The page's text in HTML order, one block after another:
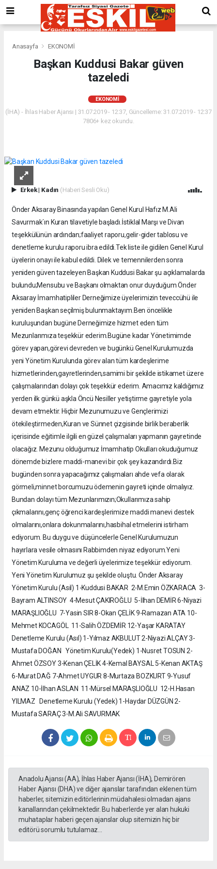
Anasayfa EKONOMİ
Başkan Kuddusi Bakar güven
tazeledi
EKONOMİ
(İHA) - İhlas Haber Ajansı | 31.07.2019 - 12:37, Güncelleme: 31.07.2019 - 12:37
7806+ kez okundu.
Erkek| Kadın (Haberi Sesli Oku)
Önder Aksaray Binasında yapılan Genel Kurul Hafız M.Ali
Savurmak´ın Kuran tilavetiyle başladı.İstiklal Marşı ve Divan
teşekkülünün ardından;faaliyet raporu,gelir-gider tablosu ve
denetleme kurulu raporu ibra edildi.Tek liste ile gidilen Genel Kurul
üyelerin onayı ile kabul edildi. Dilek ve temennilerden sonra
yeniden güven tazeleyen Başkan Kuddusi Bakar şu açıklamalarda
bulundu;Mensubu ve Başkanı olmaktan onur duyduğum Önder
Aksaray İmamhatipliler Derneğimize üyelerimizin teveccühü ile
yeniden Başkan seçilmiş bulunmaktayım.Ben öncelikle
kuruluşundan bugüne Derneğimize hizmet eden tüm
Mezunlarımıza teşekkür ederim.Bugüne kadar Yönetimimde
görev yapan,görevi devreden ve bugünkü Genel Kurulumuzda
yeni Yönetim Kurulunda görev alan tüm kardeşlerime
hizmetlerinden,gayretlerinden,samimi bir şekilde istikamet üzere
çalışmalarından dolayı çok teşekkür ederim. Amacımız kaldığımız
yerden ilk günkü aşkla Öncü Nesiller yetiştirme gayretiyle yola
devam etmektir. Hiçbir Mezunumuzu ve Gençlerimizi
ötekileştirmeden,Kuran ve Sünnet çizgisinde birlik beraberlik
içerisinde eğitimle ilgili en güzel çalışmaları yapmanın gayretinde
olacağız. Mezunu olduğumuz İmamhatip Okulları okuduğumuz
dönemde bizlere maddi-manevi bir çok şey kazandırdı.Biz
bugünden sonra yapacağımız çalışmaları ahde vefa olarak
görmeli,minnet borcumuzu ödemenin gayreti içinde olmalıyız.
Bundan dolayı tüm Mezunlarımızın;Okullarımıza sahip
çıkmalarını,genç öğrenci kardeşlerimize maddi manevi destek
olmalarını,onlara dokunmalarını,hasbihal etmelerini istirham
ediyorum. Bu duygu ve düşüncelerle Genel Kurulumuzun
hayırlara vesile olmasını Rabbimden niyaz ediyorum.Yeni
Yönetim Kuruluma ve değerli üyelerimize teşekkür ediyorum.
Yeni Yönetim Kurulumuz şu şekilde oluştu. Önder Aksaray
Yönetim Kurulu (Asil) 1-Kuddusi BAKAR 2-M.Emin ÖZKARACA 3-
Bayram ALTINSOY 4-Mesut ÇAKIROĞLU 5-İlhan DEMİR 6-Niyazi
MARAŞLIOĞLU 7-Yasin SIR 8-Okan ÇELİK 9-Ramazan ATA 10-
Mehmet KOCAGÖL 11-Salih ÖZDEMİR 12-Yaşar KARATAY
Denetleme Kurulu (Asıl) 1-Yılmaz AKBULUT 2-Niyazi ALÇAY 3-
Mustafa DOĞAN Yönetim Kurulu(Yedek) 1-Nusret TOSUN 2-
Ahmet ÖZSOY 3-Kenan ÇELİK 4-Kemal BAYSAL 5-Kenan AKTAŞ
6-Murat DAĞ 7-Ahmet UYGUR 8-Murtaza BOZKURT 9-Yusuf
ANAZ 10-İlhan ASLAN 11-Mürsel MARAŞLIOĞLU 12-H.Hasan
YILMAZ Denetleme Kurulu (Yedek) 1-Haydar DÜZGÜN 2-
Mustafa SARAÇ 3-M.Ali SAVURMAK
Anadolu Ajansı (AA), İhlas Haber Ajansı (İHA), Demirören
Haber Ajansı (DHA) ve diğer ajanslar tarafından eklenen tüm
haberler, sitemizin editörlerinin müdahalesi olmadan ajans
kanallarından çekilmektedir. Bu haberlerde yer alan hukuki
muhataplar haberi geçen ajanslar olup sitemizin hiç bir
editörü sorumlu tutulamaz...